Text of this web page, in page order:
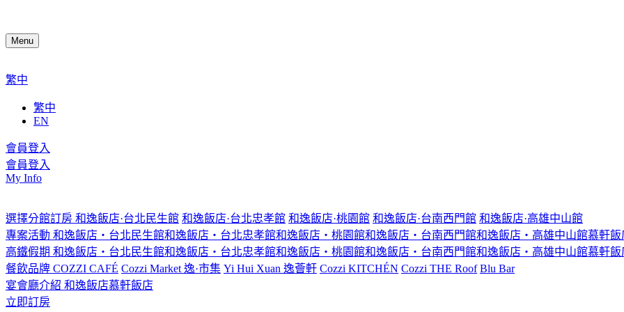
Menu
繁中
繁中
EN
會員登入
會員登入
My Info
選擇分館訂房 和逸飯店·台北民生館 和逸飯店·台北忠孝館 和逸飯店·桃園館 和逸飯店·台南西門館 和逸飯店·高雄中山館
專案活動 和逸飯店‧台北民生館和逸飯店‧台北忠孝館和逸飯店‧桃園館和逸飯店‧台南西門館和逸飯店‧高雄中山館慕軒飯
高鐵假期 和逸飯店‧台北民生館和逸飯店‧台北忠孝館和逸飯店‧桃園館和逸飯店‧台南西門館和逸飯店‧高雄中山館慕軒飯
餐飲品牌 COZZI CAFÉ Cozzi Market 逸·市集 Yi Hui Xuan 逸薈軒 Cozzi KITCHÉN Cozzi THE Roof Blu Bar
宴會廳介紹 和逸飯店慕軒飯店
立即訂房